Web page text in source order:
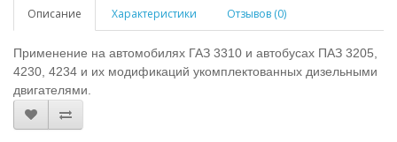
Описание Характеристики Отзывов (0)
Применение на автомобилях ГАЗ 3310 и автобусах ПАЗ 3205,
4230, 4234 и их модификаций укомплектованных дизельными
двигателями.